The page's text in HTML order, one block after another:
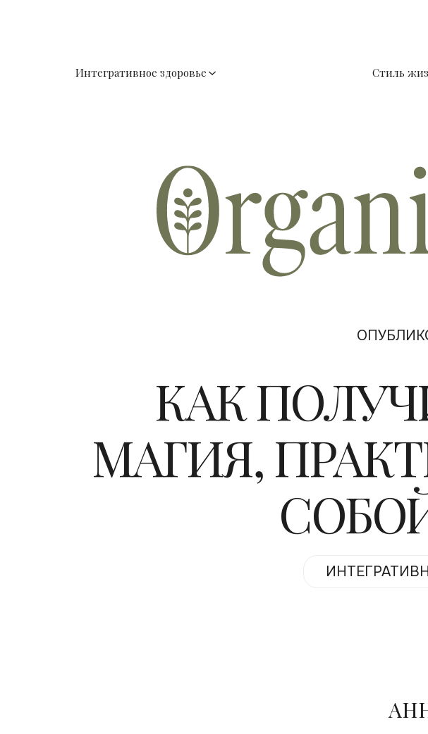
Интегративное здоровье Стиль
КАК
МАГИЯ,